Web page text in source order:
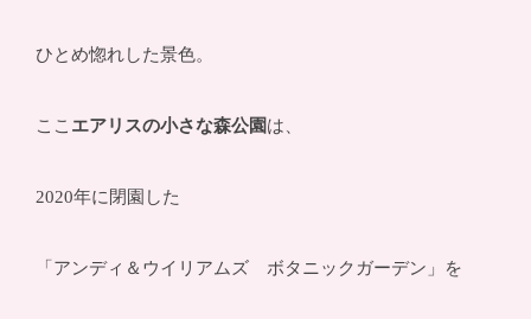
ひとめ惚れした景色。
ここ エアリスの小さな森公園は、
2020年に閉園した
「アンディ＆ウイリアムズ ボタニックガーデン」を